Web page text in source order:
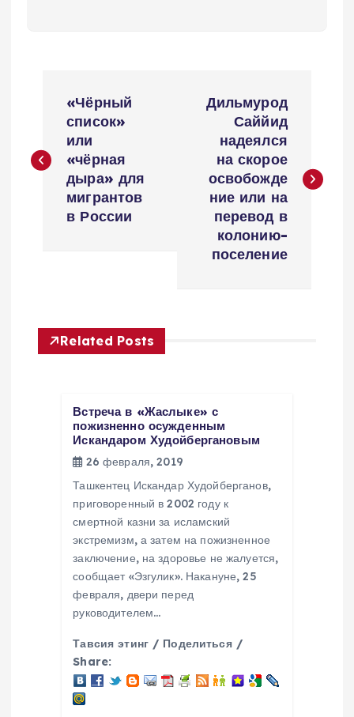
в
ц
и
«Чёрный
список»
или
«чёрная
дыра» для
мигрантов
в России
Дильмурод
Саййид
надеялся
на скорое
освобожде
ние или на
перевод в
колонию-
поселение
Related Posts
Встреча в «Жаслыке» с
пожизненно осужденным
Искандаром Худойбергановым
26 февраля, 2019
Ташкентец Искандар Худойберганов,
приговоренный в 2002 году к
смертной казни за исламский
экстремизм, а затем на пожизненное
заключение, на здоровье не жалуется,
сообщает «Эзгулик». Накануне, 25
февраля, двери перед
руководителем…
Тавсия этинг / Поделиться /
Share: